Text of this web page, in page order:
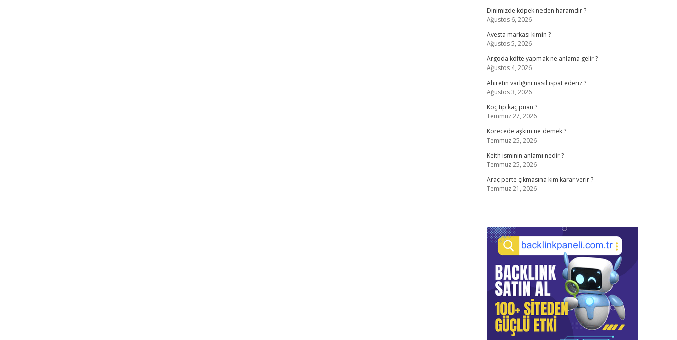
Dinimizde köpek neden haramdır ?
Ağustos 6, 2026
Avesta markası kimin ?
Ağustos 5, 2026
Argoda köfte yapmak ne anlama gelir ?
Ağustos 4, 2026
Ahiretin varlığını nasıl ispat ederiz ?
Ağustos 3, 2026
Koç tıp kaç puan ?
Temmuz 27, 2026
Korecede aşkım ne demek ?
Temmuz 25, 2026
Keith isminin anlamı nedir ?
Temmuz 25, 2026
Araç perte çıkmasına kim karar verir ?
Temmuz 21, 2026